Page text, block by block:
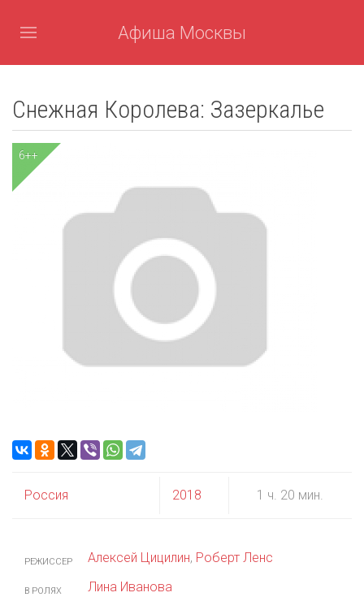
Афиша Москвы
Снежная Королева: Зазеркалье
6++
Россия 2018 1 ч. 20 мин.
РЕЖИССЕР Алексей Цицилин, Роберт Ленс
В РОЛЯХ Лина Иванова